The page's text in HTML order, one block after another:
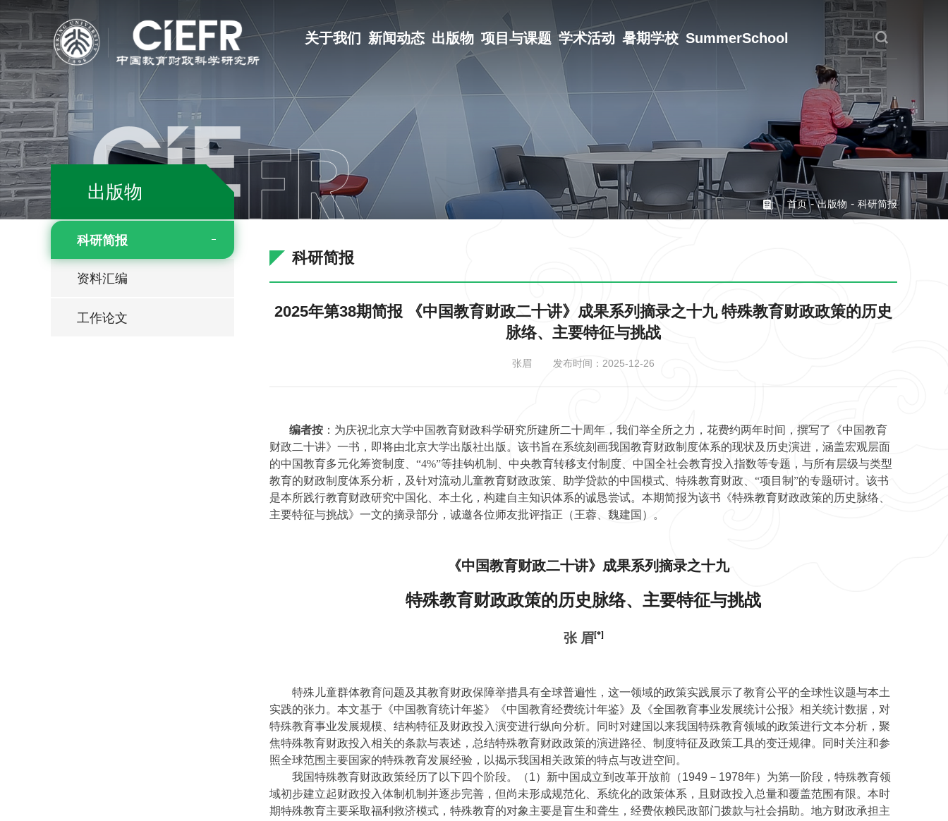
关于我们 新闻动态 出版物 项目与课题 学术活动 暑期学校 SummerSchool
出版物
科研简报
资料汇编
工作论文
首页 - 出版物 - 科研简报
科研简报
2025年第38期简报 《中国教育财政二十讲》成果系列摘录之十九 特殊教育财政政策的历史
脉络、主要特征与挑战
张眉 发布时间：2025-12-26
编者按 ：为庆祝北京大学中国教育财政科学研究所建所二十周年，我们举全所之力，花费约两年时间，撰写了《中国教育
财政二十讲》一书，即将由北京大学出版社出版。该书旨在系统刻画我国教育财政制度体系的现状及历史演进，涵盖宏观层面
的中国教育多元化筹资制度、“4%”等挂钩机制、中央教育转移支付制度、中国全社会教育投入指数等专题，与所有层级与类型
教育的财政制度体系分析，及针对流动儿童教育财政政策、助学贷款的中国模式、特殊教育财政、“项目制”的专题研讨。该书
是本所践行教育财政研究中国化、本土化，构建自主知识体系的诚恳尝试。本期简报为该书《特殊教育财政政策的历史脉络、
主要特征与挑战》一文的摘录部分，诚邀各位师友批评指正（王蓉、魏建国）。
《中国教育财政二十讲》成果系列摘录之十九
特殊教育财政政策的历史脉络、主要特征与挑战
张 眉[*]
特殊儿童群体教育问题及其教育财政保障举措具有全球普遍性，这一领域的政策实践展示了教育公平的全球性议题与本土
实践的张力。本文基于《中国教育统计年鉴》《中国教育经费统计年鉴》及《全国教育事业发展统计公报》相关统计数据，对
特殊教育事业发展规模、结构特征及财政投入演变进行纵向分析。同时对建国以来我国特殊教育领域的政策进行文本分析，聚
焦特殊教育财政投入相关的条款与表述，总结特殊教育财政政策的演进路径、制度特征及政策工具的变迁规律。同时关注和参
照全球范围主要国家的特殊教育发展经验，以揭示我国相关政策的特点与改进空间。
我国特殊教育财政政策经历了以下四个阶段。（1）新中国成立到改革开放前（1949 － 1978年）为第一阶段，特殊教育领
域初步建立起财政投入体制机制并逐步完善，但尚未形成规范化、系统化的政策体系，且财政投入总量和覆盖范围有限。本时
期特殊教育主要采取福利救济模式，特殊教育的对象主要是盲生和聋生，经费依赖民政部门拨款与社会捐助。地方财政承担主